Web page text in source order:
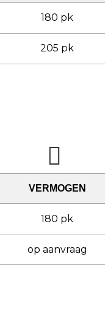
180 pk
205 pk
VERMOGEN
180 pk
op aanvraag